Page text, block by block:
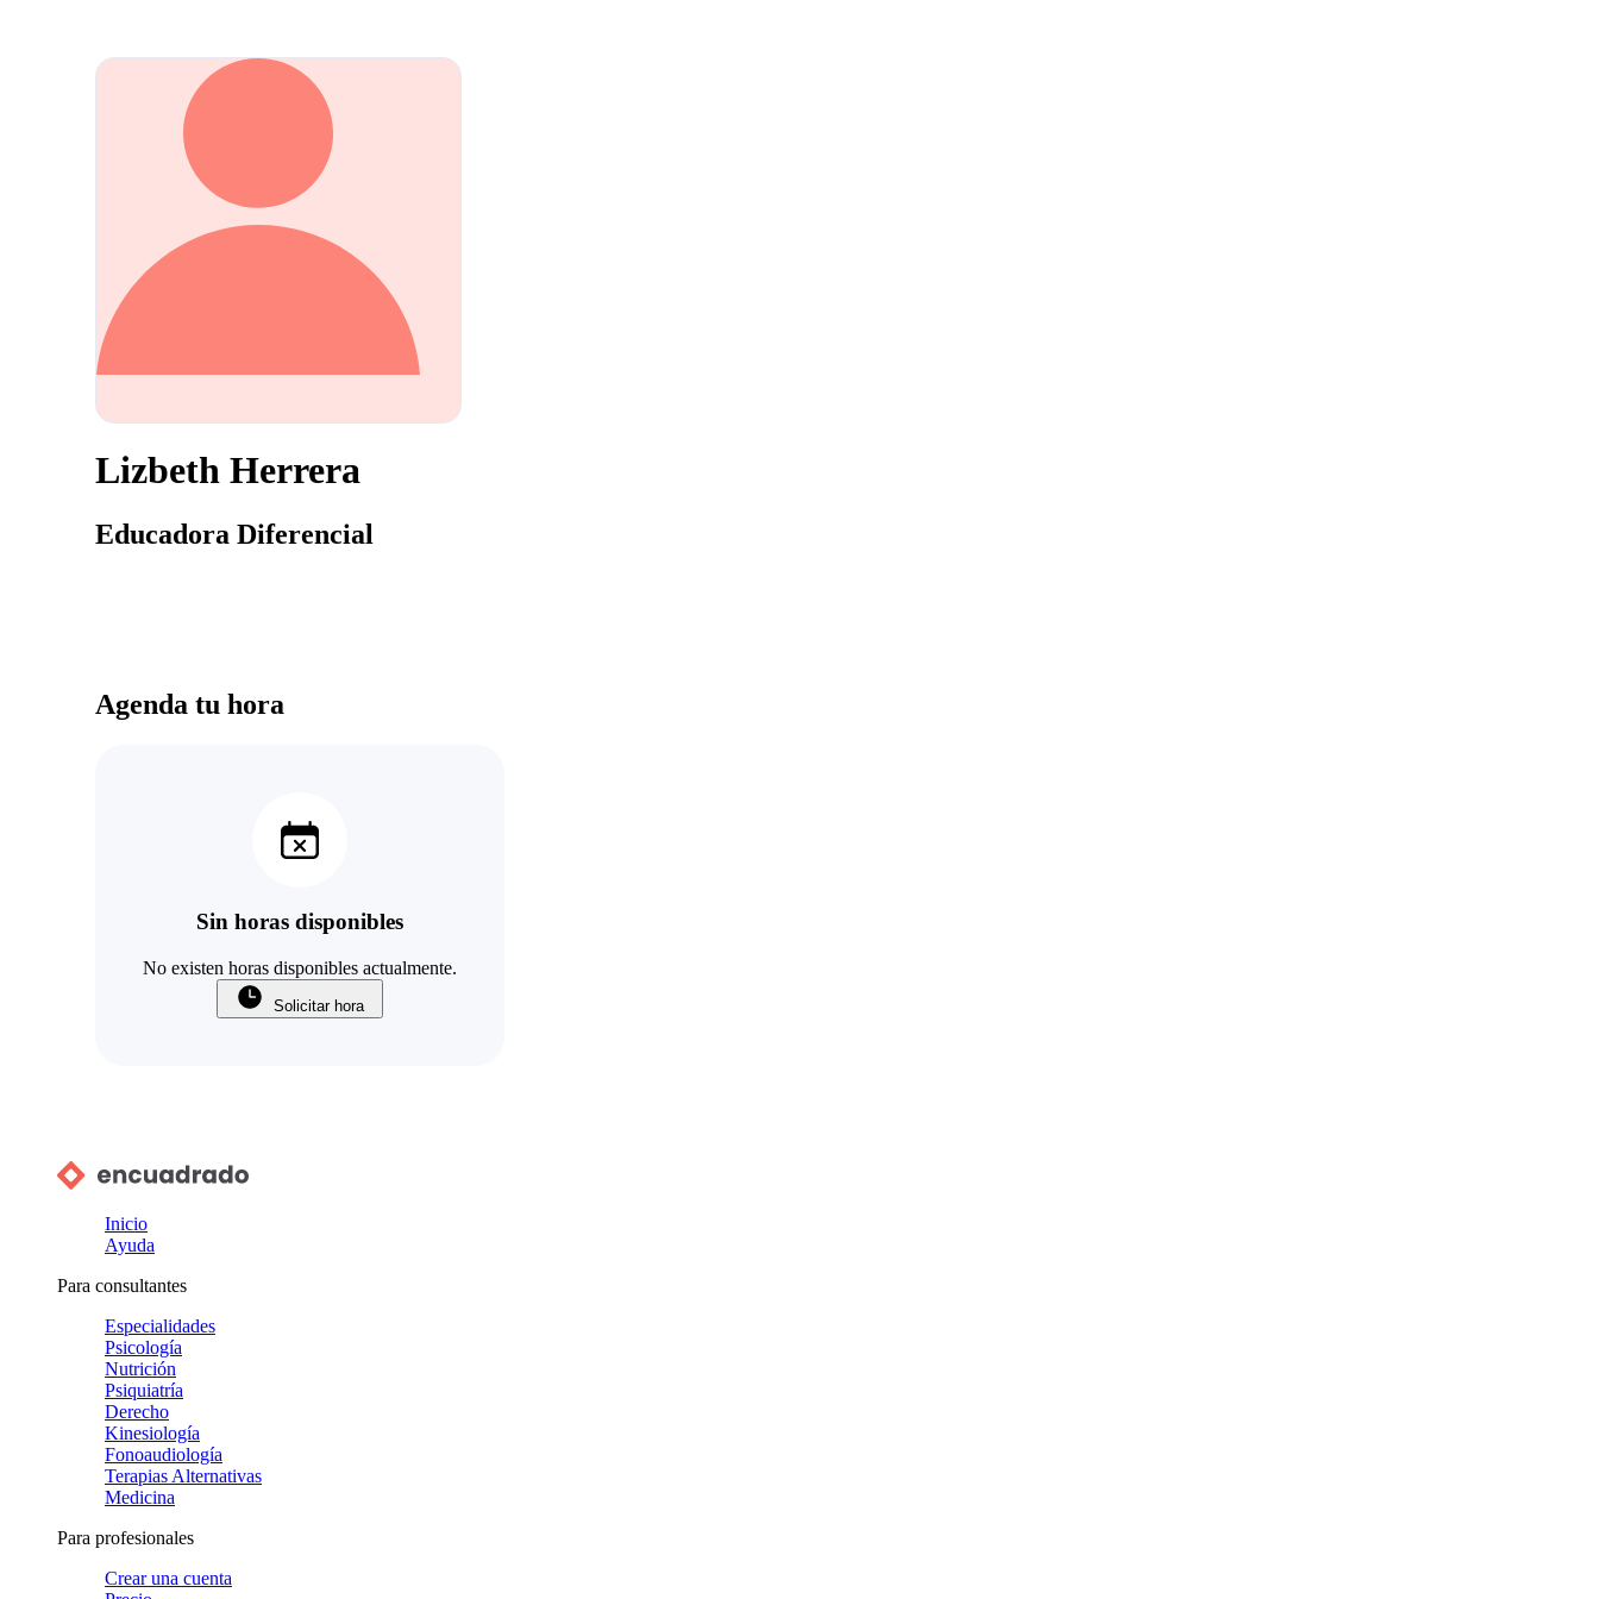
Lizbeth Herrera
Educadora Diferencial
Agenda tu hora
Sin horas disponibles
No existen horas disponibles actualmente.
Solicitar hora
Inicio
Ayuda
Para consultantes
Especialidades
Psicología
Nutrición
Psiquiatría
Derecho
Kinesiología
Fonoaudiología
Terapias Alternativas
Medicina
Para profesionales
Crear una cuenta